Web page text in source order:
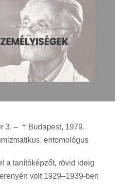
3. – † Budapest, 1979.
entomológus
a tanítóképzőt, rövid ideig
volt 1929–1939-ben